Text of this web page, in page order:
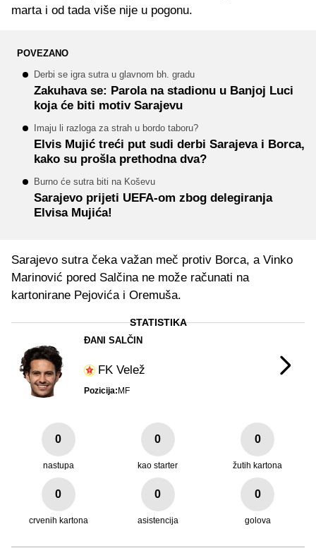
marta i od tada više nije u pogonu.
POVEZANO
Derbi se igra sutra u glavnom bh. gradu
Zakuhava se: Parola na stadionu u Banjoj Luci
koja će biti motiv Sarajevu
Imaju li razloga za strah u bordo taboru?
Elvis Mujić treći put sudi derbi Sarajeva i Borca,
kako su prošla prethodna dva?
Burno će sutra biti na Koševu
Sarajevo prijeti UEFA-om zbog delegiranja
Elvisa Mujića!
Sarajevo sutra čeka važan meč protiv Borca, a Vinko
Marinović pored Salčina ne može računati na
kartonirane Pejovića i Oremuša.
ĐANI SALČIN
FK Velež
Pozicija: MF
STATISTIKA
0
nastupa
0
kao starter
0
žutih kartona
0
crvenih kartona
0
asistencija
0
golova